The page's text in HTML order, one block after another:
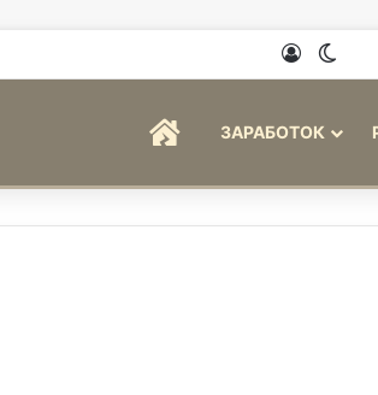
Войти
ГЛАВНАЯЗАРАБОТОК